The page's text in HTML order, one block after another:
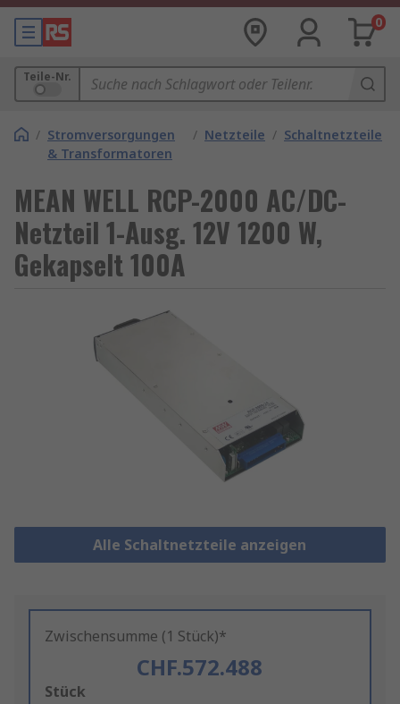
0
Teile-Nr.
/ Stromversorgungen
& Transformatoren
/ Netzteile / Schaltnetzteile
MEAN WELL RCP-2000 AC/DC-
Netzteil 1-Ausg. 12V 1200 W,
Gekapselt 100A
Alle Schaltnetzteile anzeigen
Zwischensumme (1 Stück)*
CHF.572.488
Add
Stück